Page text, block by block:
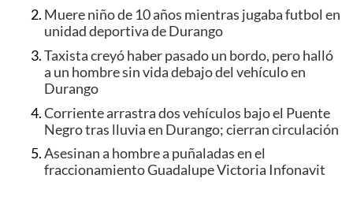
Muere niño de 10 años mientras jugaba futbol en
unidad deportiva de Durango
Taxista creyó haber pasado un bordo, pero halló
a un hombre sin vida debajo del vehículo en
Durango
Corriente arrastra dos vehículos bajo el Puente
Negro tras lluvia en Durango; cierran circulación
Asesinan a hombre a puñaladas en el
fraccionamiento Guadalupe Victoria Infonavit